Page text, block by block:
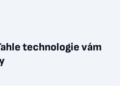
technologie vám